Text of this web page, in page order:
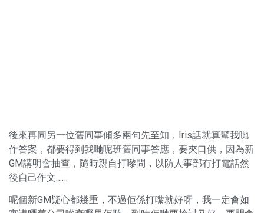
後來再同另一位舊同事傾多兩句先至知，Iris話就算幫我哋
作答案，都要得到我哋呢班舊同事答應，要夾口供，因為新
GM講明會抽查，隨時親自打嚟問，以防人事部冇打電話然
後自己作文……
呢個新GM疑心都幾重，不過佢係打嚟就好呀，我一定會如